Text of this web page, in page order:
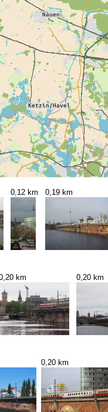
0,12 km 0,19 km
km 0,20 km
0,20 km